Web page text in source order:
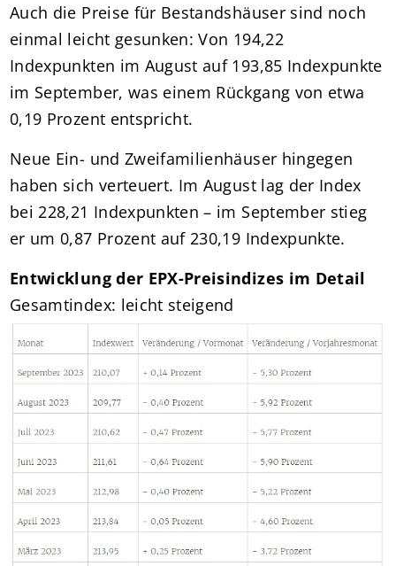
Auch die Preise für Bestandshäuser sind noch
einmal leicht gesunken: Von 194,22
Indexpunkten im August auf 193,85 Indexpunkte
im September, was einem Rückgang von etwa
0,19 Prozent entspricht.
Neue Ein- und Zweifamilienhäuser hingegen
haben sich verteuert. Im August lag der Index
bei 228,21 Indexpunkten – im September stieg
er um 0,87 Prozent auf 230,19 Indexpunkte.
Entwicklung der EPX-Preisindizes im Detail
Gesamtindex: leicht steigend